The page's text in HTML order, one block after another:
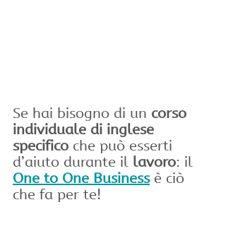
Se hai bisogno di un corso
individuale di inglese
specifico che può esserti
d’aiuto durante il lavoro: il
One to One Business è ciò
che fa per te!